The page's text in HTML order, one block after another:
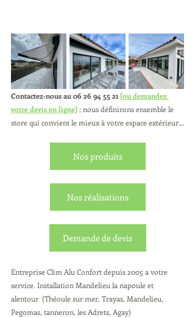
Contactez-nous au 06 26 94 55 21 [ou demandez
votre devis en ligne] ; nous définirons ensemble le
store qui convient le mieux à votre espace extérieur…
Nos produits
Nos réalisations
Demande de devis
Entreprise Clim Alu Confort depuis 2005 a votre
service. Installation Mandelieu la napoule et
alentour  (Théoule sur mer, Trayas, Mandelieu,
Pegomas, tanneron, les Adrets, Agay)